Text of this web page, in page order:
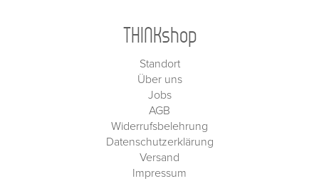
THINKshop
Standort
Über uns
Jobs
AGB
Widerrufsbelehrung
Datenschutzerklärung
Versand
Impressum